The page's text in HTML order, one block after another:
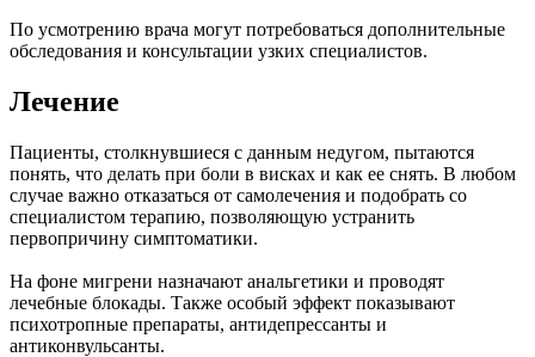
По усмотрению врача могут потребоваться дополнительные
обследования и консультации узких специалистов.
Лечение
Пациенты, столкнувшиеся с данным недугом, пытаются
понять, что делать при боли в висках и как ее снять. В любом
случае важно отказаться от самолечения и подобрать со
специалистом терапию, позволяющую устранить
первопричину симптоматики.
На фоне мигрени назначают анальгетики и проводят
лечебные блокады. Также особый эффект показывают
психотропные препараты, антидепрессанты и
антиконвульсанты.